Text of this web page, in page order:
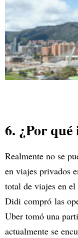
6. ¿Por
Realmente no se
en viajes privados
total de viajes en
Didi compró las
Uber tomó una
actualmente se